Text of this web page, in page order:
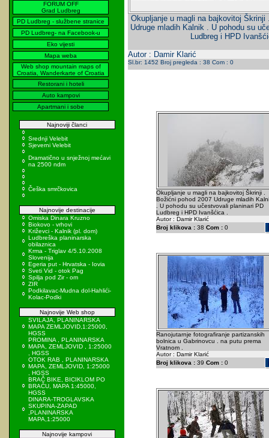
FORUM OFF
Grad Ludbreg
PD Ludbreg - službene stranice
PD Ludbreg- na Facebook-u
Eko vijesti
Mapa weba
Web shop mountain maps of
Croatia, Wanderkarte of Croatia
Restorani i hoteli
Auto kampovi
Apartmani i sobe
Najnoviji članci
Srednji Velebit
Sjeverni Velebit
Dramatično u snježnoj mećavi
na 2500 ndm
Češka smrčkovica
Najnovije destinacije
Omiska Dinara Kruzno
Biokovo - vrhovi
Križevci - Kalnik (pl. dom)
Ludbreška planinarska
obilaznica
Krma - Triglav 4/5.10.2008
Slovenija
Egeria put - Hrvatska - Iovia
Sveti Vid - otok Pag
Spilja pod Zir - om
ZIR
Podkilavac-Mudna dol-Hahlići-
Kolac-Podki
Najnovije Web shop
SVILAJA, PLANINARSKA
MAPA ZEMLJOVID,1:25000,
HGSS
PROMINA , PLANINARSKA
MAPA, ZEMLJOVID , 1:25000
, HGSS
OTOK RAB , PLANINARSKA
MAPA, ZEMLJOVID, 1:25000
, HGSS
BRAČ BIKE, BICIKLOM PO
BRAČU, MAPA 1:45000,
HGSS
DINARA-TROGLAVSKA
SKUPINA-ZAPAD
,PLANINARSKA
MAPA,1:25000
Najnovije kampovi
Okupljanje u magli na bajkovitoj Škrinji
Udruge mladih Kalnik . U pohodu su
Ludbreg i HPD
Autor : Damir Klarić
Sl.br: 1452 Broj pregleda : 38 Com : 0
Okupljanje u magli na bajkovitoj Škrinji .
Božićni pohod 2007 Udruge mladih
. U pohodu su učestvovali planinari PD
Ludbreg i HPD Ivanšćica .
Autor : Damir Klarić
Broj klikova :38 Com :0
Ranojutarnje fotografiranje partizanskih
bolnica u Gabrinovcu . na putu prema
Vratnom .
Autor : Damir Klarić
Broj klikova :39 Com :0